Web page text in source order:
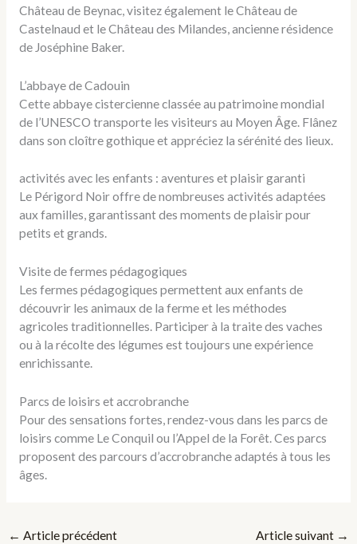
Château de Beynac, visitez également le Château de
Castelnaud et le Château des Milandes, ancienne résidence
de Joséphine Baker.
L’abbaye de Cadouin
Cette abbaye cistercienne classée au patrimoine mondial
de l’UNESCO transporte les visiteurs au Moyen Âge. Flânez
dans son cloître gothique et appréciez la sérénité des lieux.
activités avec les enfants : aventures et plaisir garanti
Le Périgord Noir offre de nombreuses activités adaptées
aux familles, garantissant des moments de plaisir pour
petits et grands.
Visite de fermes pédagogiques
Les fermes pédagogiques permettent aux enfants de
découvrir les animaux de la ferme et les méthodes
agricoles traditionnelles. Participer à la traite des vaches
ou à la récolte des légumes est toujours une expérience
enrichissante.
Parcs de loisirs et accrobranche
Pour des sensations fortes, rendez-vous dans les parcs de
loisirs comme Le Conquil ou l’Appel de la Forêt. Ces parcs
proposent des parcours d’accrobranche adaptés à tous les
âges.
← Article précédent Article suivant →